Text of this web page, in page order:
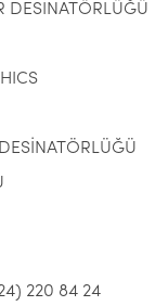
220 84 24